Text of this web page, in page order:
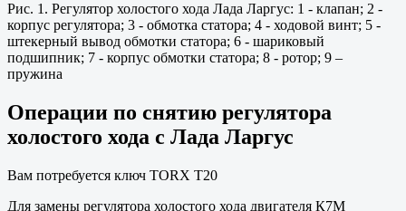
Рис. 1. Регулятор холостого хода Лада Ларгус: 1 - клапан; 2 -
корпус регулятора; 3 - обмотка статора; 4 - ходовой винт; 5 -
штекерный вывод обмотки статора; 6 - шариковый
подшипник; 7 - корпус обмотки статора; 8 - ротор; 9 –
пружина
Операции по снятию регулятора
холостого хода с Лада Ларгус
Вам потребуется ключ ТОRХ Т20
Для замены регулятора холостого хода двигателя К7М